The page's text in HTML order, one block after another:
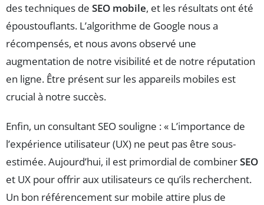
des techniques de SEO mobile, et les résultats ont été
époustouflants. L’algorithme de Google nous a
récompensés, et nous avons observé une
augmentation de notre visibilité et de notre réputation
en ligne. Être présent sur les appareils mobiles est
crucial à notre succès.
Enfin, un consultant SEO souligne : « L’importance de
l’expérience utilisateur (UX) ne peut pas être sous-
estimée. Aujourd’hui, il est primordial de combinerSEO
et UX pour offrir aux utilisateurs ce qu’ils recherchent.
Un bon référencement sur mobile attire plus de